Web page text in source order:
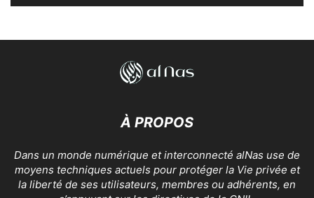
À PROPOS
Dans un monde numérique et interconnecté alNas use de
moyens techniques actuels pour protéger la Vie privée et
la liberté de ses utilisateurs, membres ou adhérents, en